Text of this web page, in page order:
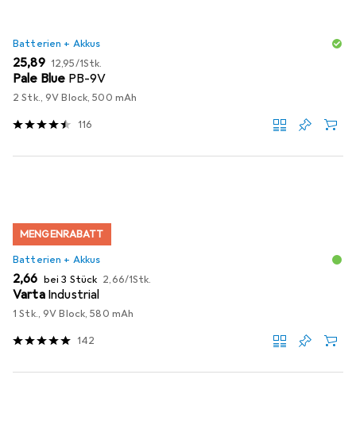
Batterien + Akkus
EUR
25,89 EUR
12,95/1Stk.
Pale Blue PB-9V
2 Stk., 9V Block, 500 mAh
116
MENGENRABATT
Batterien + Akkus
EUR
2,66 bei 3 Stück EUR
2,66/1Stk.
Varta Industrial
1 Stk., 9V Block, 580 mAh
142